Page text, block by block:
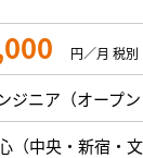
円／月 税別
ジニア（オープン
（中央・新宿・